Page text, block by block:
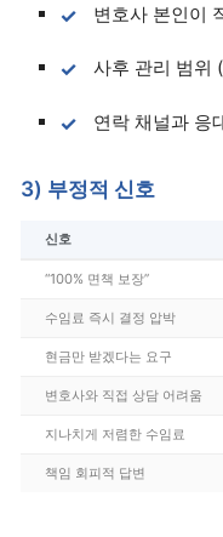
변호사 본인이
사후 관리 범위
연락 채널과 응
3) 부정적 신호
신호
“100% 면책 보장”
수임료 즉시 결정 압박
현금만 받겠다는 요구
변호사와 직접 상담 어려움
지나치게 저렴한 수임료
책임 회피적 답변